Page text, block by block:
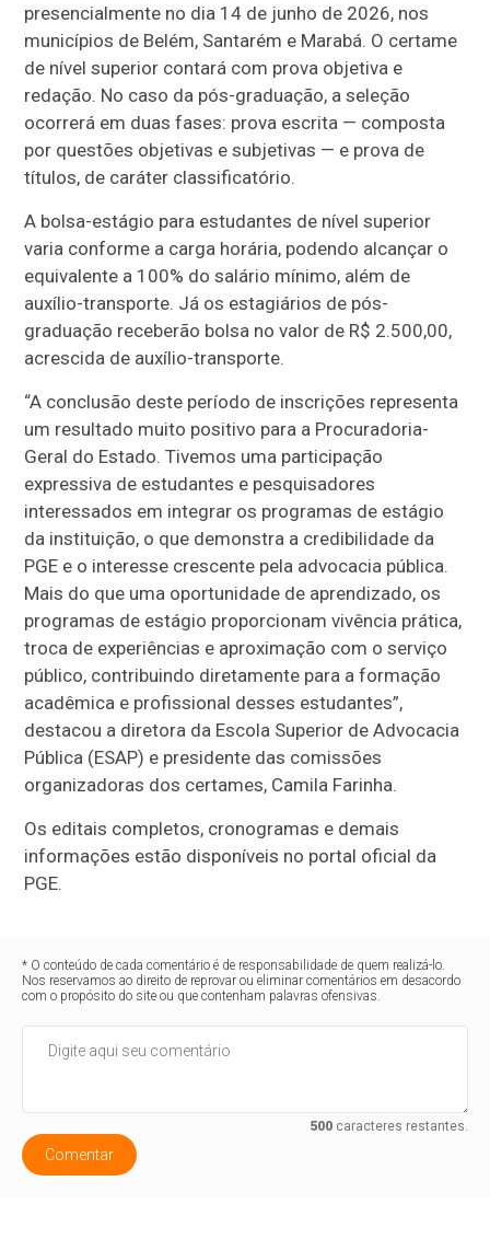
presencialmente no dia 14 de junho de 2026, nos
municípios de Belém, Santarém e Marabá. O certame
de nível superior contará com prova objetiva e
redação. No caso da pós-graduação, a seleção
ocorrerá em duas fases: prova escrita — composta
por questões objetivas e subjetivas — e prova de
títulos, de caráter classificatório.
A bolsa-estágio para estudantes de nível superior
varia conforme a carga horária, podendo alcançar o
equivalente a 100% do salário mínimo, além de
auxílio-transporte. Já os estagiários de pós-
graduação receberão bolsa no valor de R$ 2.500,00,
acrescida de auxílio-transporte.
“A conclusão deste período de inscrições representa
um resultado muito positivo para a Procuradoria-
Geral do Estado. Tivemos uma participação
expressiva de estudantes e pesquisadores
interessados em integrar os programas de estágio
da instituição, o que demonstra a credibilidade da
PGE e o interesse crescente pela advocacia pública.
Mais do que uma oportunidade de aprendizado, os
programas de estágio proporcionam vivência prática,
troca de experiências e aproximação com o serviço
público, contribuindo diretamente para a formação
acadêmica e profissional desses estudantes”,
destacou a diretora da Escola Superior de Advocacia
Pública (ESAP) e presidente das comissões
organizadoras dos certames, Camila Farinha.
Os editais completos, cronogramas e demais
informações estão disponíveis no portal oficial da
PGE.
* O conteúdo de cada comentário é de responsabilidade de quem realizá-lo.
Nos reservamos ao direito de reprovar ou eliminar comentários em desacordo
com o propósito do site ou que contenham palavras ofensivas.
500caracteres restantes.
Comentar